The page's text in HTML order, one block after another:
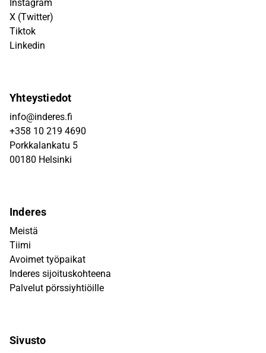
Instagram
X (Twitter)
Tiktok
Linkedin
Yhteystiedot
info@inderes.fi
+358 10 219 4690
Porkkalankatu 5
00180 Helsinki
Inderes
Meistä
Tiimi
Avoimet työpaikat
Inderes sijoituskohteena
Palvelut pörssiyhtiöille
Sivusto